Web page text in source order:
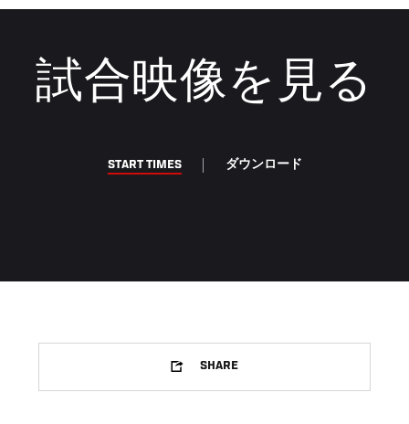
試合映像を見る
START TIMES ダウンロード
SHARE